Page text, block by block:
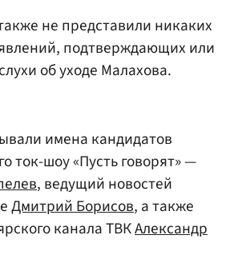
не представили никаких
подтверждающих или
об уходе Малахова.
имена кандидатов
ток-шоу «Пусть говорят» —
, ведущий новостей
Дмитрий Борисов, а также
канала ТВКАлександр